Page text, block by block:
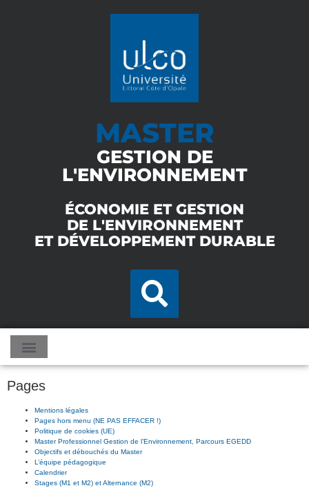
MASTER
GESTION DE
L'ENVIRONNEMENT
ÉCONOMIE ET GESTION
DE L'ENVIRONNEMENT
ET DÉVELOPPEMENT DURABLE
Pages
Mentions légales
Pages hors menu (NE PAS EFFACER !)
Politique de cookies (UE)
Master Professionnel Gestion de l’Environnement, Parcours EGEDD
Objectifs et débouchés du Master
L’équipe pédagogique
Calendrier
Stages (M1 et M2) et Alternance (M2)